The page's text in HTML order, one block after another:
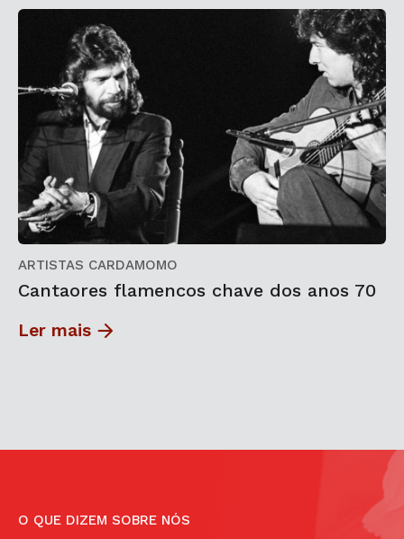
ARTISTAS CARDAMOMO
Cantaores flamencos chave dos anos 70
Ler mais
O QUE DIZEM SOBRE NÓS